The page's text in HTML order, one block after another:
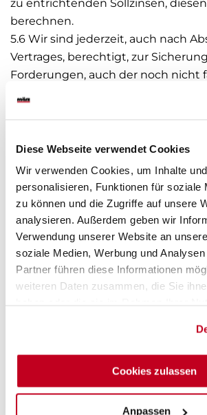
Diese Webseite verwendet Cookies
Wir verwenden Cookies, um Inhalte
personalisieren, Funktionen für soziale
zu können und die Zugriffe auf unsere
analysieren. Außerdem geben wir
Verwendung unserer Website an
soziale Medien, Werbung und
Partner führen diese Informationen
weiteren Daten zusammen, die Sie
Cookies zulassen
Anpassen
zu entrichtenden Sollzinsen,
berechnen.
5.6 Wir sind jederzeit, auch nach
Vertrages, berechtigt, zur
Forderungen, auch der noch nicht
ausreichende Sicherheitsleistung
weitere Vorausleistungen
Zweifel an der Bonität des Käufers,
oder Liquiditätslücken usw.
ursprüngliche Kreditvolumen
§ 6 Währungsanpassung
6.1 Der Einkauf der IT-Hardware
Währungsbasis US-Dollar. Der US-
vor, die Angebotspreise zum
Rechnungslegung anzupassen.
Auftraggeber evtl.
ver¬meiden, so können
Auftragnehmer verein¬baren, dass